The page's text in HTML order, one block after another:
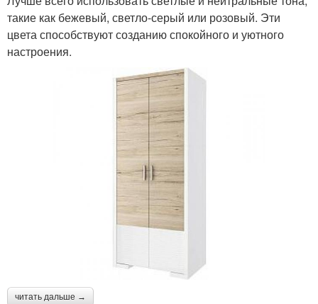
такие как бежевый, светло-серый или розовый. Эти
цвета способствуют созданию спокойного и уютного
настроения.
читать дальше →